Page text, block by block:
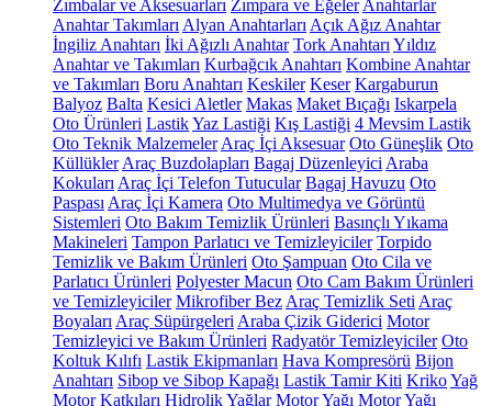
Zımbalar ve Aksesuarları Zımpara ve Eğeler Anahtarlar
Anahtar Takımları Alyan Anahtarları Açık Ağız Anahtar
İngiliz Anahtarı İki Ağızlı Anahtar Tork Anahtarı Yıldız
Anahtar ve Takımları Kurbağcık Anahtarı Kombine Anahtar
ve Takımları Boru Anahtarı Keskiler Keser Kargaburun
Balyoz Balta Kesici Aletler Makas Maket Bıçağı Iskarpela
Oto Ürünleri LastikYaz Lastiği Kış Lastiği 4 Mevsim Lastik
Oto Teknik Malzemeler Araç İçi Aksesuar Oto Güneşlik Oto
Küllükler Araç Buzdolapları Bagaj Düzenleyici Araba
Kokuları Araç İçi Telefon Tutucular Bagaj Havuzu Oto
Paspası Araç İçi Kamera Oto Multimedya ve Görüntü
Sistemleri Oto Bakım Temizlik Ürünleri Basınçlı Yıkama
Makineleri Tampon Parlatıcı ve Temizleyiciler Torpido
Temizlik ve Bakım Ürünleri Oto Şampuan Oto Cila ve
Parlatıcı Ürünleri Polyester Macun Oto Cam Bakım Ürünleri
ve Temizleyiciler Mikrofiber Bez Araç Temizlik Seti Araç
Boyaları Araç Süpürgeleri Araba Çizik Giderici Motor
Temizleyici ve Bakım Ürünleri Radyatör Temizleyiciler Oto
Koltuk Kılıfı Lastik Ekipmanları Hava Kompresörü Bijon
Anahtarı Sibop ve Sibop Kapağı Lastik Tamir Kiti KrikoYağ
Motor Katkıları Hidrolik Yağlar Motor Yağı Motor Yağı